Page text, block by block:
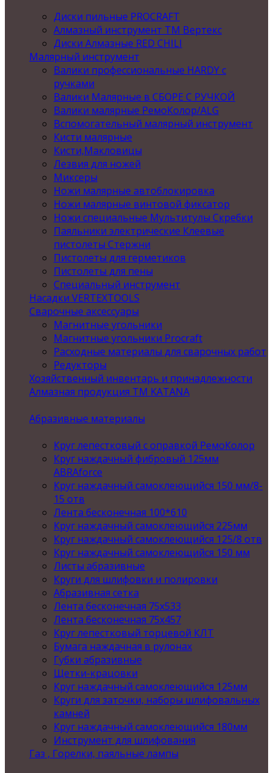
Диски пильные PROCRAFT
Алмазный инструмент ТМ Вертекс
Диски Алмазные RED CHILI
Малярный инструмент
Валики профессиональные HARDY с
ручками
Валики Малярные в СБОРЕ С РУЧКОЙ
Валики малярные РемоКолор/ALG
Вспомогательный малярный инструмент
Кисти малярные
Кисти,Макловицы
Лезвия для ножей
Миксеры
Ножи малярные автоблокировка
Ножи малярные винтовой фиксатор
Ножи специальные Мультитулы Скребки
Паяльники электрические Клеевые
пистолеты Стержни
Пистолеты для герметиков
Пистолеты для пены
Специальный инструмент
Насадки VERTEXTOOLS
Сварочные аксессуары
Магнитные угольники
Магнитные угольники Procraft
Расходные материалы для сварочных работ
Редукторы
Хозяйственный инвентарь и принадлежности
Алмазная продукция ТМ KATANA
Абразивные материалы
Круг лепестковый с оправкой РемоКолор
Круг наждачный фибровый 125мм
ABRAforce
Круг наждачный самоклеющийся 150 мм/8-
15 отв
Лента бесконечная 100*610
Круг наждачный самоклеющийся 225мм
Круг наждачный самоклеющийся 125/8 отв
Круг наждачный самоклеющийся 150 мм
Листы абразивные
Круги для шлифовки и полировки
Абразивная сетка
Лента бесконечная 75х533
Лента бесконечная 75х457
Круг лепестковый торцевой КЛТ
Бумага наждачная в рулонах
Губки абразивные
Щетки-крацовки
Круг наждачный самоклеющийся 125мм
Круги для заточки, наборы шлифовальных
камней
Круг наждачный самоклеющийся 180мм
Инструмент для шлифования
Газ , Горелки, паяльные лампы